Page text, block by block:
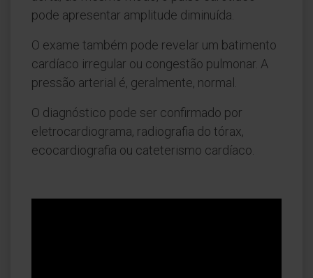
pode apresentar amplitude diminuída.
O exame também pode revelar um batimento
cardíaco irregular ou congestão pulmonar. A
pressão arterial é, geralmente, normal.
O diagnóstico pode ser confirmado por
eletrocardiograma, radiografia do tórax,
ecocardiografia ou cateterismo cardíaco.